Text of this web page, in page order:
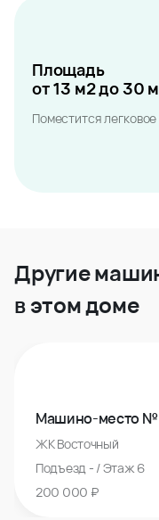
Площадь
от 13 м2 до 30
Поместится
Другие
в этом доме
Машино-место №
ЖК Восточный
Подъезд - / Этаж 6
200 000 ₽